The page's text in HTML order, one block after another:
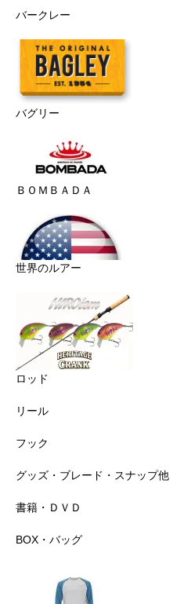
バークレー
バグリー
ＢＯＭＢＡＤＡ
世界のルアー
ロッド
リール
フック
グッズ・ブレード・スナップ他
書籍・ＤＶＤ
BOX・バッグ